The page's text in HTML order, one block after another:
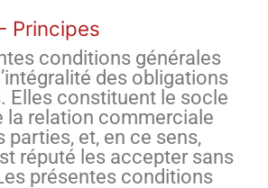
Principes
conditions générales
des obligations
Elles constituent le socle
la relation commerciale
parties, et, en ce sens,
réputé les accepter sans
présentes conditions